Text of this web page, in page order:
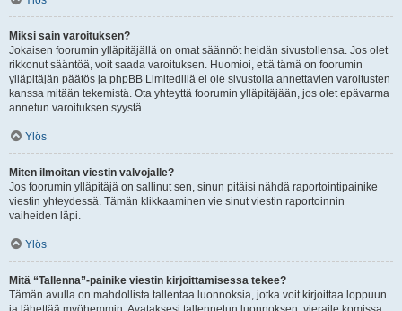
Miksi sain varoituksen?
Jokaisen foorumin ylläpitäjällä on omat säännöt heidän sivustollensa. Jos olet
rikkonut sääntöä, voit saada varoituksen. Huomioi, että tämä on foorumin
ylläpitäjän päätös ja phpBB Limitedillä ei ole sivustolla annettavien varoitusten
kanssa mitään tekemistä. Ota yhteyttä foorumin ylläpitäjään, jos olet epävarma
annetun varoituksen syystä.
Ylös
Miten ilmoitan viestin valvojalle?
Jos foorumin ylläpitäjä on sallinut sen, sinun pitäisi nähdä raportointipainike
viestin yhteydessä. Tämän klikkaaminen vie sinut viestin raportoinnin
vaiheiden läpi.
Ylös
Mitä “Tallenna”-painike viestin kirjoittamisessa tekee?
Tämän avulla on mahdollista tallentaa luonnoksia, jotka voit kirjoittaa loppuun